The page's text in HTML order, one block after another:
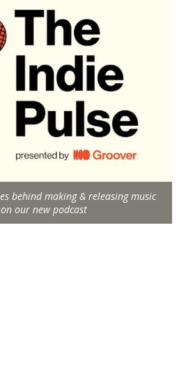
behind making & releasing music
our new podcast